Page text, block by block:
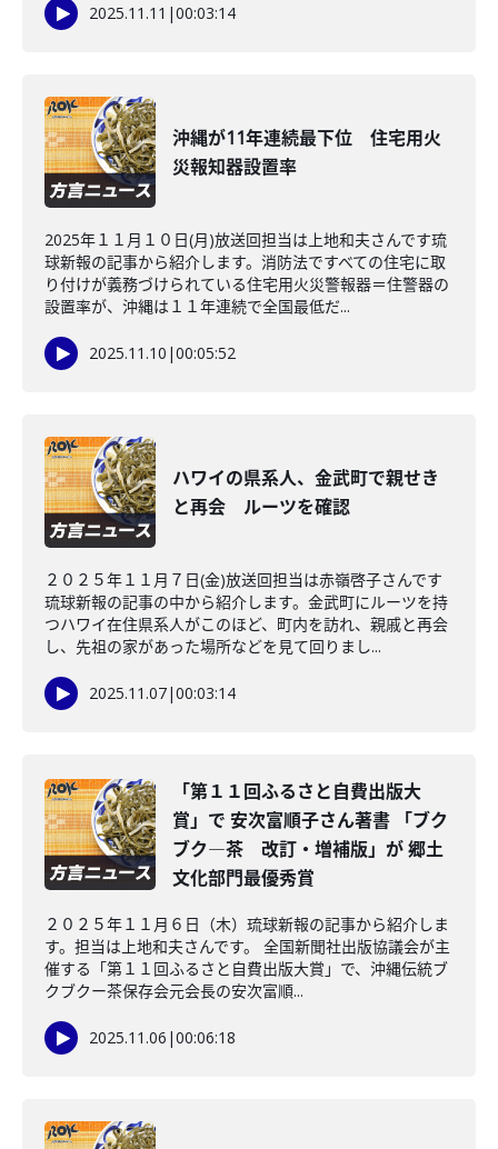
2025.11.11 |00:03:14
沖縄が11年連続最下位 住宅用火
災報知器設置率
2025年１１月１０日(月)放送回担当は上地和夫さんです琉
球新報の記事から紹介します。消防法ですべての住宅に取
り付けが義務づけられている住宅用火災警報器＝住警器の
設置率が、沖縄は１１年連続で全国最低だ...
2025.11.10 |00:05:52
ハワイの県系人、金武町で親せき
と再会 ルーツを確認
２０２５年１１月７日(金)放送回担当は赤嶺啓子さんです
琉球新報の記事の中から紹介します。金武町にルーツを持
つハワイ在住県系人がこのほど、町内を訪れ、親戚と再会
し、先祖の家があった場所などを見て回りまし...
2025.11.07|00:03:14
「第１１回ふるさと自費出版大
賞」で 安次富順子さん著書 「ブク
ブク―茶 改訂・増補版」が 郷土
文化部門最優秀賞
２０２５年１１月６日（木）琉球新報の記事から紹介しま
す。担当は上地和夫さんです。 全国新聞社出版協議会が主
催する「第１１回ふるさと自費出版大賞」で、沖縄伝統ブ
クブクー茶保存会元会長の安次富順...
2025.11.06 |00:06:18